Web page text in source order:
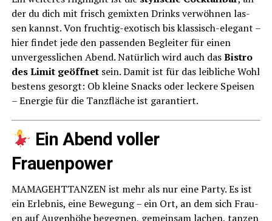
der du dich mit frisch gemix­ten Drinks ver­wöh­nen las­
sen kannst. Von fruch­tig-exo­tisch bis klas­sisch-ele­gant –
hier fin­det jede den pas­sen­den Beglei­ter für einen
unver­gess­li­chen Abend. Natür­lich wird auch dasBis­tro
des Limit geöff­netsein. Damit ist für das leib­li­che Wohl
bes­tens gesorgt: Ob klei­ne Snacks oder lecke­re Spei­sen
– Ener­gie für die Tanz­flä­che ist garantiert.
Ein Abend vol­ler
Frauenpower
MAMAGEHTTANZEN ist mehr als nur eine Par­ty. Es ist
ein Erleb­nis, eine Bewe­gung – ein Ort, an dem sich Frau­
en auf Augen­hö­he begeg­nen, gemein­sam lachen, tan­zen